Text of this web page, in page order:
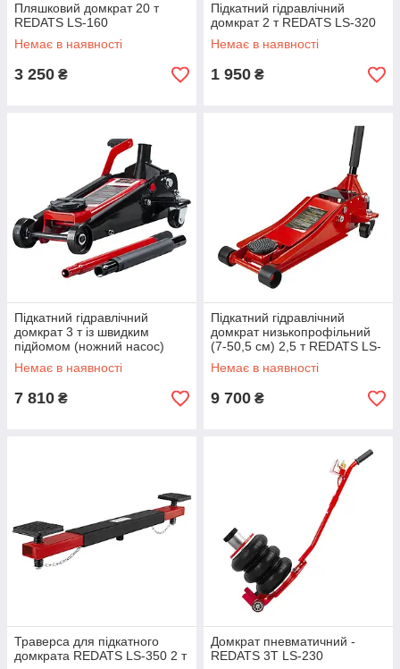
Пляшковий домкрат 20 т
REDATS LS-160
Немає в наявності
3 250 ₴
Підкатний гідравлічний
домкрат 2 т REDATS LS-320
Немає в наявності
1 950 ₴
Підкатний гідравлічний
домкрат 3 т із швидким
підйомом (ножний насос)
REDATS LS-350
Немає в наявності
7 810 ₴
Підкатний гідравлічний
домкрат низькопрофільний
(7-50,5 см) 2,5 т REDATS LS-
370
Немає в наявності
9 700 ₴
Траверса для підкатного
домкрата REDATS LS-350 2 т
Домкрат пневматичний -
REDATS 3T LS-230